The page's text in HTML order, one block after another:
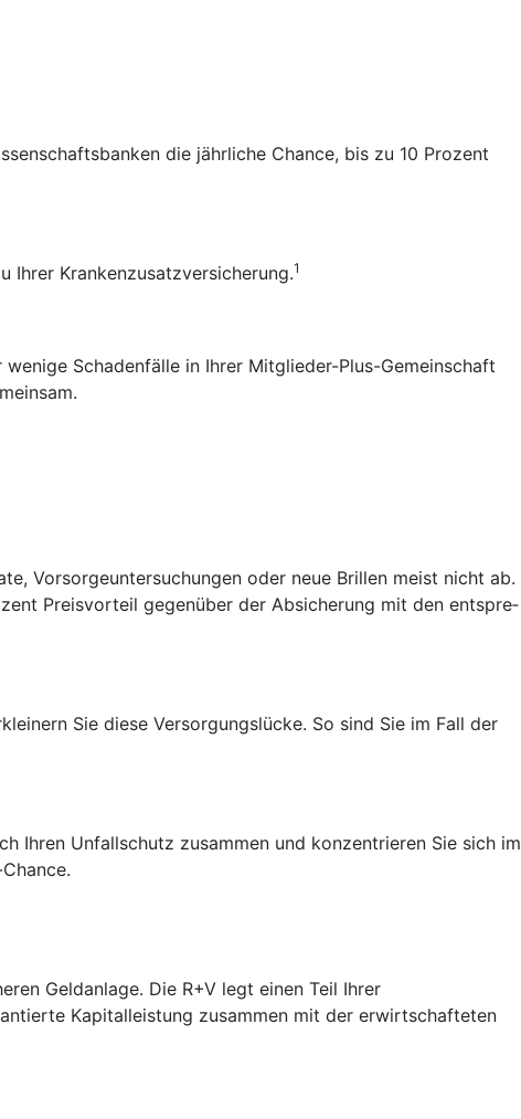
die jährliche Chance, bis zu 10 Prozent
Ihrer Krankenzusatzversicherung.1
Schadenfälle in Ihrer Mitglieder-Plus-Gemeinschaft
Vorsorgeuntersuchungen oder neue Brillen meist nicht ab.
Preis­vorteil gegenüber der Absicherung mit den entspre­
Sie diese Versorgungslücke. So sind Sie im Fall der
Ihren Unfallschutz zusammen und konzentrieren Sie sich im
Geldanlage. Die R+V legt einen Teil Ihrer
Kapitalleistung zusammen mit der erwirtschafteten